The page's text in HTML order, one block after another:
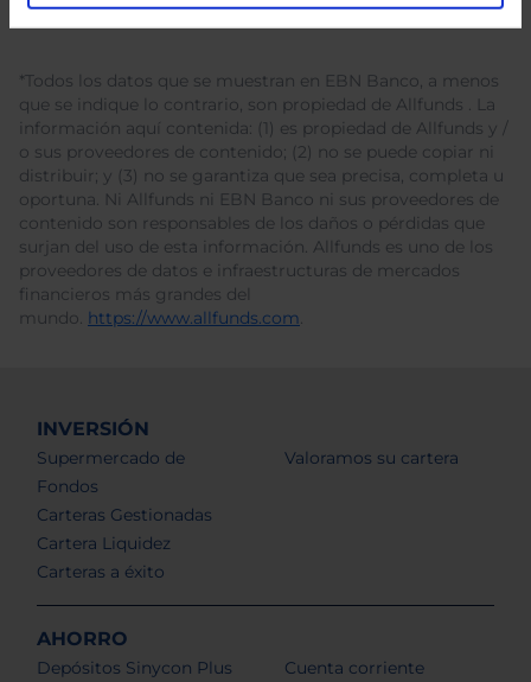
*Todos los datos que se muestran en EBN Banco, a menos
que se indique lo contrario, son propiedad de Allfunds . La
información aquí contenida: (1) es propiedad de Allfunds y /
o sus proveedores de contenido; (2) no se puede copiar ni
distribuir; y (3) no se garantiza que sea precisa, completa u
oportuna. Ni Allfunds ni EBN Banco ni sus proveedores de
contenido son responsables de los daños o pérdidas que
surjan del uso de esta información. Allfunds es uno de los
proveedores de datos e infraestructuras de mercados
financieros más grandes del
mundo. https://www.allfunds.com.
INVERSIÓN
Supermercado de
Fondos
Carteras Gestionadas
Cartera Liquidez
Carteras a éxito
Valoramos su cartera
AHORRO
Depósitos Sinycon Plus
Cuenta corriente